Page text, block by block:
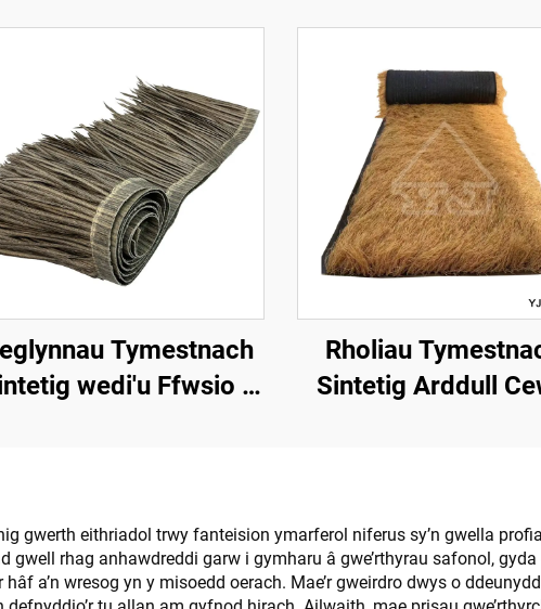
Tymestnach
wedi'u Ffwsio â
Rholiau
Sintetig Arddull
gwerth eithriadol trwy fanteision ymarferol niferus sy’n gwella
gwell rhag anhawdreddi garw i gymharu â gwe’rthyrau safonol,
hâf a’n wresog yn y misoedd oerach. Mae’r gweirdro dwys o